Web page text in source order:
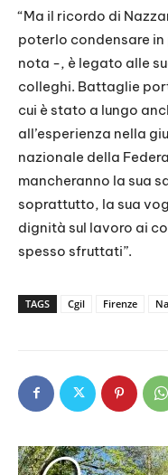
“Ma il ricordo di
poterlo condensare in
nota -, è legato alle
colleghi. Battaglie
cui è stato a lungo
all’esperienza nella
nazionale della
mancheranno la sua
soprattutto, la sua
dignità sul lavoro ai
spesso sfruttati”.
TAGS Cgil Firenze